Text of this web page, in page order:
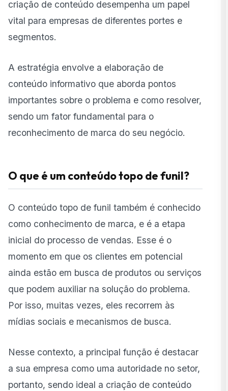
criação de conteúdo desempenha um papel
vital para empresas de diferentes portes e
segmentos.
A estratégia envolve a elaboração de
conteúdo informativo que aborda pontos
importantes sobre o problema e como resolver,
sendo um fator fundamental para o
reconhecimento de marca do seu negócio.
O que é um conteúdo topo de funil?
O conteúdo topo de funil também é conhecido
como conhecimento de marca, e é a etapa
inicial do processo de vendas. Esse é o
momento em que os clientes em potencial
ainda estão em busca de produtos ou serviços
que podem auxiliar na solução do problema.
Por isso, muitas vezes, eles recorrem às
mídias sociais e mecanismos de busca.
Nesse contexto, a principal função é destacar
a sua empresa como uma autoridade no setor,
portanto, sendo ideal a criação de conteúdo